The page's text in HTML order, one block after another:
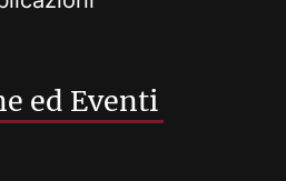
ed Eventi